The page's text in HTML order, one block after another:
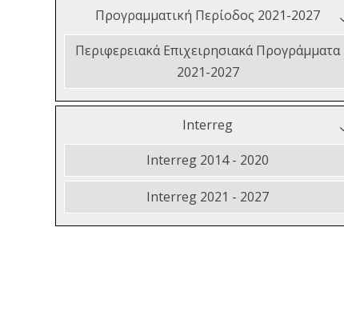
Προγραμματική Περίοδος 2021-2027
Περιφερειακά Επιχειρησιακά Προγράμματα
2021-2027
Interreg
Interreg 2014 - 2020
Interreg 2021 - 2027